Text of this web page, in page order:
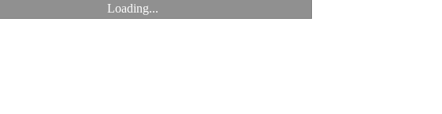
Loading...